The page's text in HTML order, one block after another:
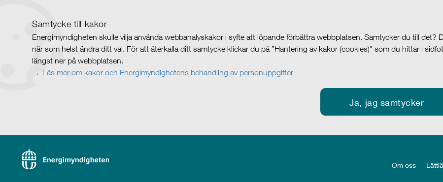
Samtycke till kakor
Energimyndigheten skulle vilja använda webbanalyskakor i syfte att löpande förbättra webbplatsen. Samtycker du till det?
när som helst ändra ditt val. För att återkalla ditt samtycke klickar du på ”Hantering av kakor (cookies)" som du hittar i
längst ner på webbplatsen.
Läs mer om kakor och Energimyndighetens behandling av personuppgifter
Ja, jag samtycker
Om oss